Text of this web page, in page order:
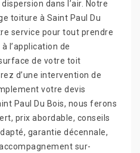
dans l’air. Notre
toiture à Saint Paul Du
service pour tout prendre
l’application de
de votre toit
d’une intervention de
votre devis
Paul Du Bois, nous ferons
prix abordable, conseils
garantie décennale,
sur-